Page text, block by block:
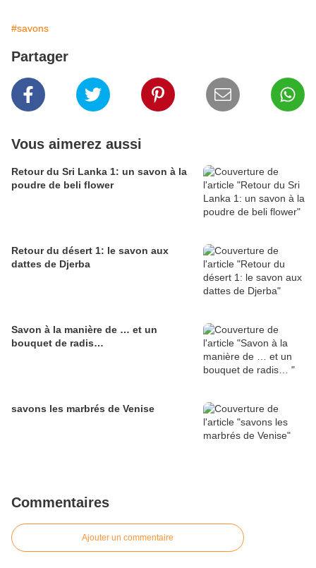
#savons
Partager
Vous aimerez aussi
Retour du Sri Lanka 1: un savon à la
poudre de beli flower
Retour du désert 1: le savon aux
dattes de Djerba
Savon à la manière de … et un
bouquet de radis…
savons les marbrés de Venise
Commentaires
Ajouter un commentaire